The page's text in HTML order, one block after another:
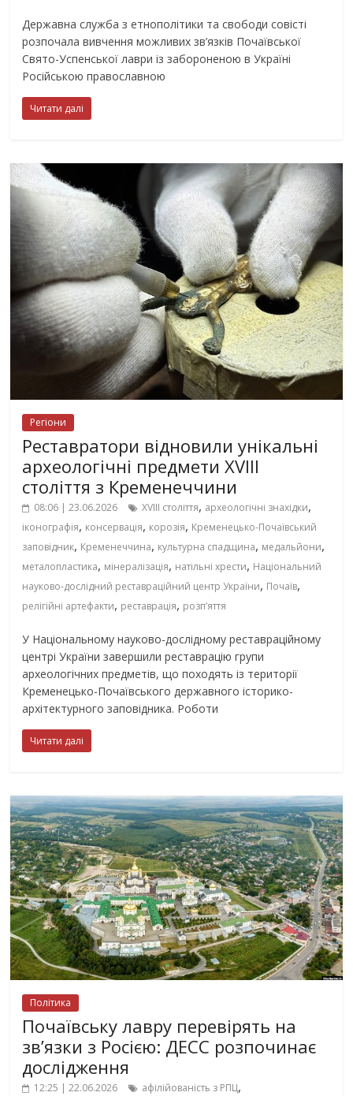
Державна служба з етнополітики та свободи совісті
розпочала вивчення можливих зв’язків Почаївської
Свято-Успенської лаври із забороненою в Україні
Російською православною
Читати далі
Регіони
Реставратори відновили унікальні
археологічні предмети XVIII
століття з Кременеччини
08:06 | 23.06.2026 XVIII століття, археологічні знахідки,
іконографія, консервація, корозія, Кременецько-Почаївський
заповідник, Кременеччина, культурна спадщина, медальйони,
металопластика, мінералізація, натільні хрести, Національний
науково-дослідний реставраційний центр України, Почаїв,
релігійні артефакти, реставрація, розп’яття
У Національному науково-дослідному реставраційному
центрі України завершили реставрацію групи
археологічних предметів, що походять із території
Кременецько-Почаївського державного історико-
архітектурного заповідника. Роботи
Читати далі
Політика
Почаївську лавру перевірять на
зв’язки з Росією: ДЕСС розпочинає
дослідження
12:25 | 22.06.2026 афілійованість з РПЦ,